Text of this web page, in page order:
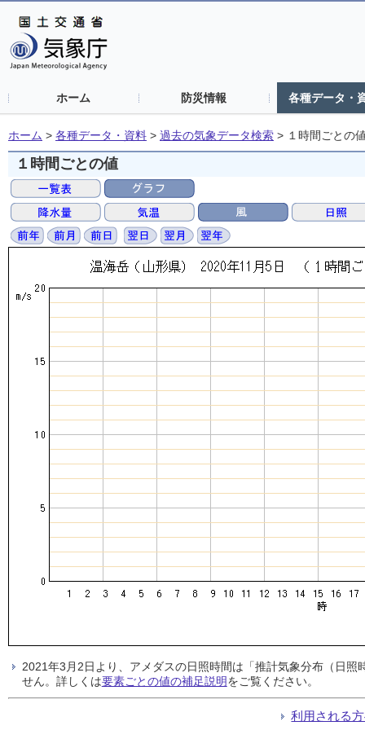
ホーム 防災情報 各種データ・
ホーム > 各種データ・資料 > 過去の気象データ検索 > １時間ごとの
１時間ごとの値
2021年3月2日より、アメダスの日照時間は「推計気象分布（日
せん。詳しくは要素ごとの値の補足説明をご覧ください。
利用される